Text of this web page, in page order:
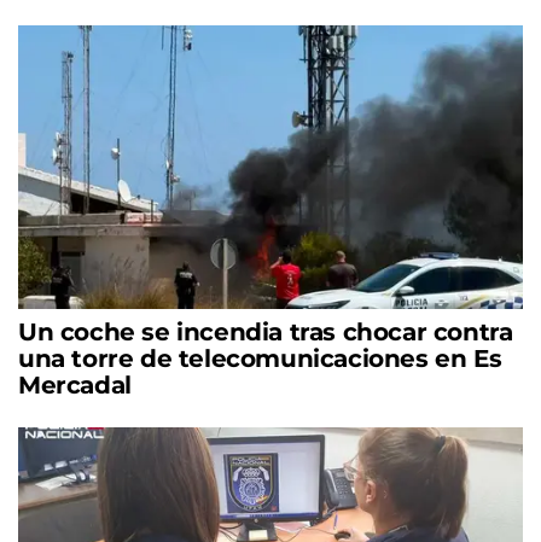
Un coche se incendia tras chocar contra
una torre de telecomunicaciones en Es
Mercadal